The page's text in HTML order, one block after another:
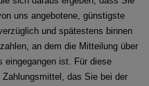
uns angebotene, günstigste
und spätestens binnen
an dem die Mitteilung über
eingegangen ist. Für diese
das Sie bei der